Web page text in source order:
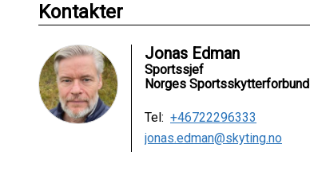
Kontakter
Jonas Edman
Sportssjef
Norges Sportsskytterforbund
Tel: +46722296333
jonas.edman@skyting.no